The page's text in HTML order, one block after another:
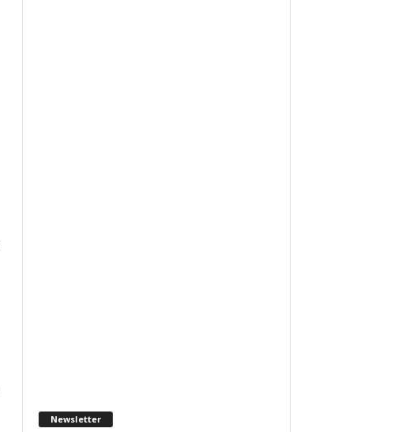
Newsletter